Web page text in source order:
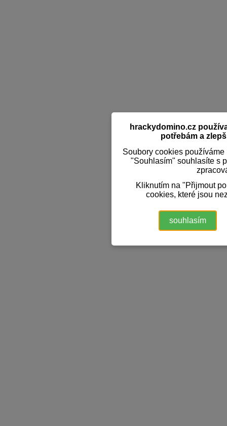
hrackydomino.cz
potřebám a
Soubory cookies
"Souhlasím" souhlasíte s
Kliknutím na "Přijmout
cookies, které jsou
souhlasím